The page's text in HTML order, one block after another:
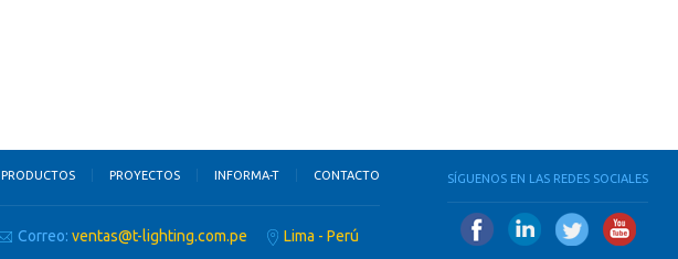
PRODUCTOS PROYECTOS INFORMA-T CONTACTO
Correo: ventas@t-lighting.com.pe Lima - Perú
SÍGUENOS EN LAS REDES SOCIALES